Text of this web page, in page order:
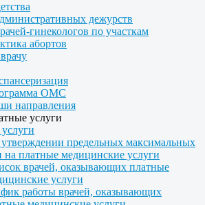
дежурств
гинекологов по участкам
абортов
ОМС
направления
услуги
предельных максимальных
на платные медицинские услуги
врачей, оказывающих платные
услуги
работы врачей, оказывающих